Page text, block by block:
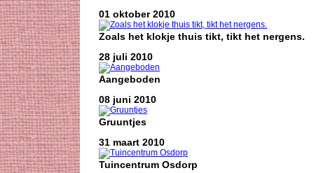
01 oktober 2010
Zoals het klokje thuis tikt, tikt het nergens.
28 juli 2010
Aangeboden
08 juni 2010
Gruuntjes
31 maart 2010
Tuincentrum Osdorp